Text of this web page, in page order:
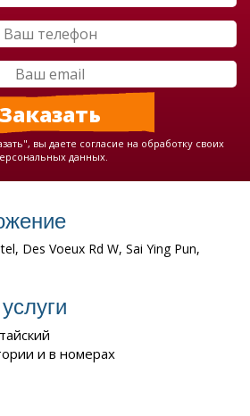
вы даете согласие на обработку своих
данных.
Des Voeux Rd W, Sai Ying Pun,
и в номерах